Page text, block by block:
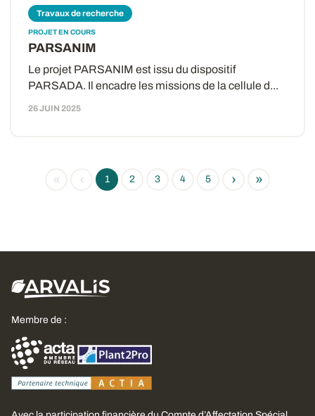
Travaux de recherche
PROJET EN COURS
PARSANIM
Le projet PARSANIM est issu du dispositif
PARSADA. Il encadre les missions de la cellule d...
26 JUIN 2025
« ‹ 1 2 3 4 5 › »
Membre de :